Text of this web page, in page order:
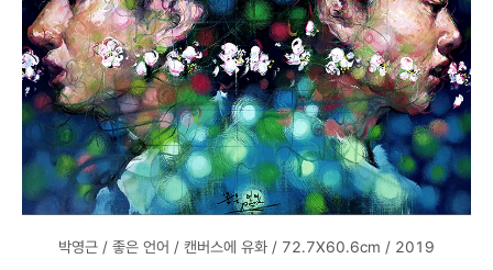
박영근 / 좋은 언어 / 캔버스에 유화 / 72.7X60.6cm / 2019